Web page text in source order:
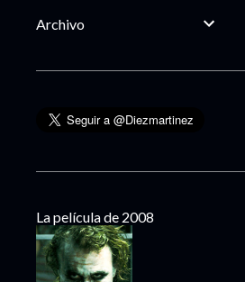
Archivo
La película de 2008